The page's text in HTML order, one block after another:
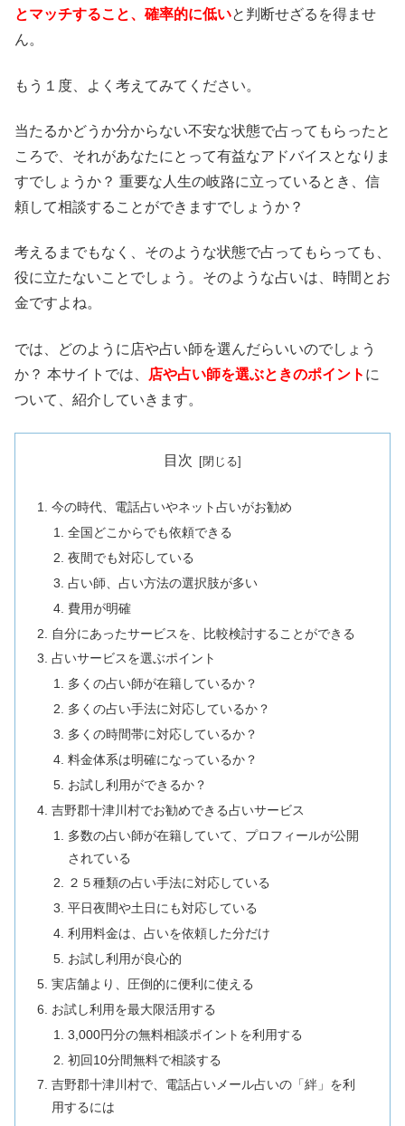
とマッチすること、確率的に低いと判断せざるを得ませ
ん。
もう１度、よく考えてみてください。
当たるかどうか分からない不安な状態で占ってもらったと
ころで、それがあなたにとって有益なアドバイスとなりま
すでしょうか？ 重要な人生の岐路に立っているとき、信
頼して相談することができますでしょうか？
考えるまでもなく、そのような状態で占ってもらっても、
役に立たないことでしょう。そのような占いは、時間とお
金ですよね。
では、どのように店や占い師を選んだらいいのでしょう
か？ 本サイトでは、
店や占い師を選ぶときのポイント に
ついて、紹介していきます。
目次
今の時代、電話占いやネット占いがお勧め
全国どこからでも依頼できる
夜間でも対応している
占い師、占い方法の選択肢が多い
費用が明確
自分にあったサービスを、比較検討することができる
占いサービスを選ぶポイント
多くの占い師が在籍しているか？
多くの占い手法に対応しているか？
多くの時間帯に対応しているか？
料金体系は明確になっているか？
お試し利用ができるか？
吉野郡十津川村でお勧めできる占いサービス
多数の占い師が在籍していて、プロフィールが公開
されている
２５種類の占い手法に対応している
平日夜間や土日にも対応している
利用料金は、占いを依頼した分だけ
お試し利用が良心的
実店舗より、圧倒的に便利に使える
お試し利用を最大限活用する
3,000円分の無料相談ポイントを利用する
初回10分間無料で相談する
吉野郡十津川村で、電話占いメール占いの「絆」を利
用するには